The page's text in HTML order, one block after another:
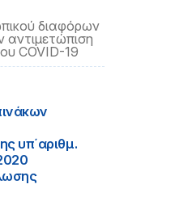
διαφόρων
αντιμετώπιση
COVID-19
υπ΄αριθμ.